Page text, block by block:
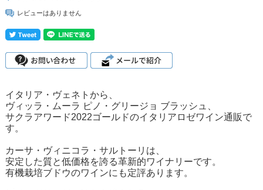
レビューはありません
イタリア・ヴェネトから、
ヴィッラ・ムーラ ピノ・グリージョ ブラッシュ、
サクラアワード2022ゴールドのイタリアロゼワイン通販で
す。
カーサ・ヴィニコラ・サルトーリは、
安定した質と低価格を誇る革新的ワイナリーです。
有機栽培ブドウのワインにも定評あります。